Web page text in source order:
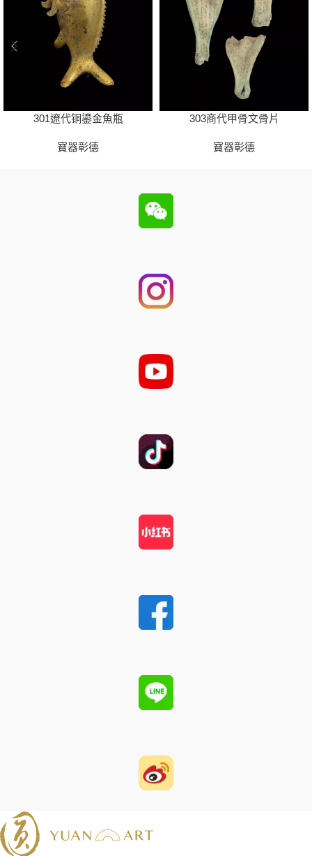
301遼代铜鎏金魚瓶
寶器彰德
303商代甲骨文骨片
寶器彰德